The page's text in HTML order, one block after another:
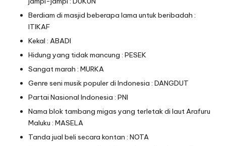
Berdiam di masjid beberapa lama untuk beribadah :
ITIKAF
Kekal : ABADI
Hidung yang tidak mancung : PESEK
Sangat marah : MURKA
Genre seni musik populer di Indonesia : DANGDUT
Partai Nasional Indonesia : PNI
Nama blok tambang migas yang terletak di laut Arafuru
Maluku : MASELA
Tanda jual beli secara kontan : NOTA